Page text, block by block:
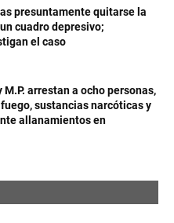
presuntamente quitarse la
cuadro depresivo;
el caso
arrestan a ocho personas,
sustancias narcóticas y
allanamientos en